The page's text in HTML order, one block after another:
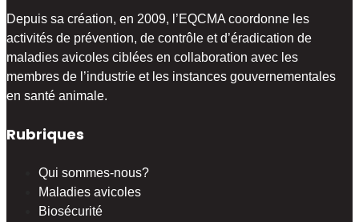
Depuis sa création, en 2009, l’EQCMA coordonne les
activités de prévention, de contrôle et d’éradication de
maladies avicoles ciblées en collaboration avec les
membres de l’industrie et les instances gouvernementales
en santé animale.
Rubriques
Qui sommes-nous?
Maladies avicoles
Biosécurité